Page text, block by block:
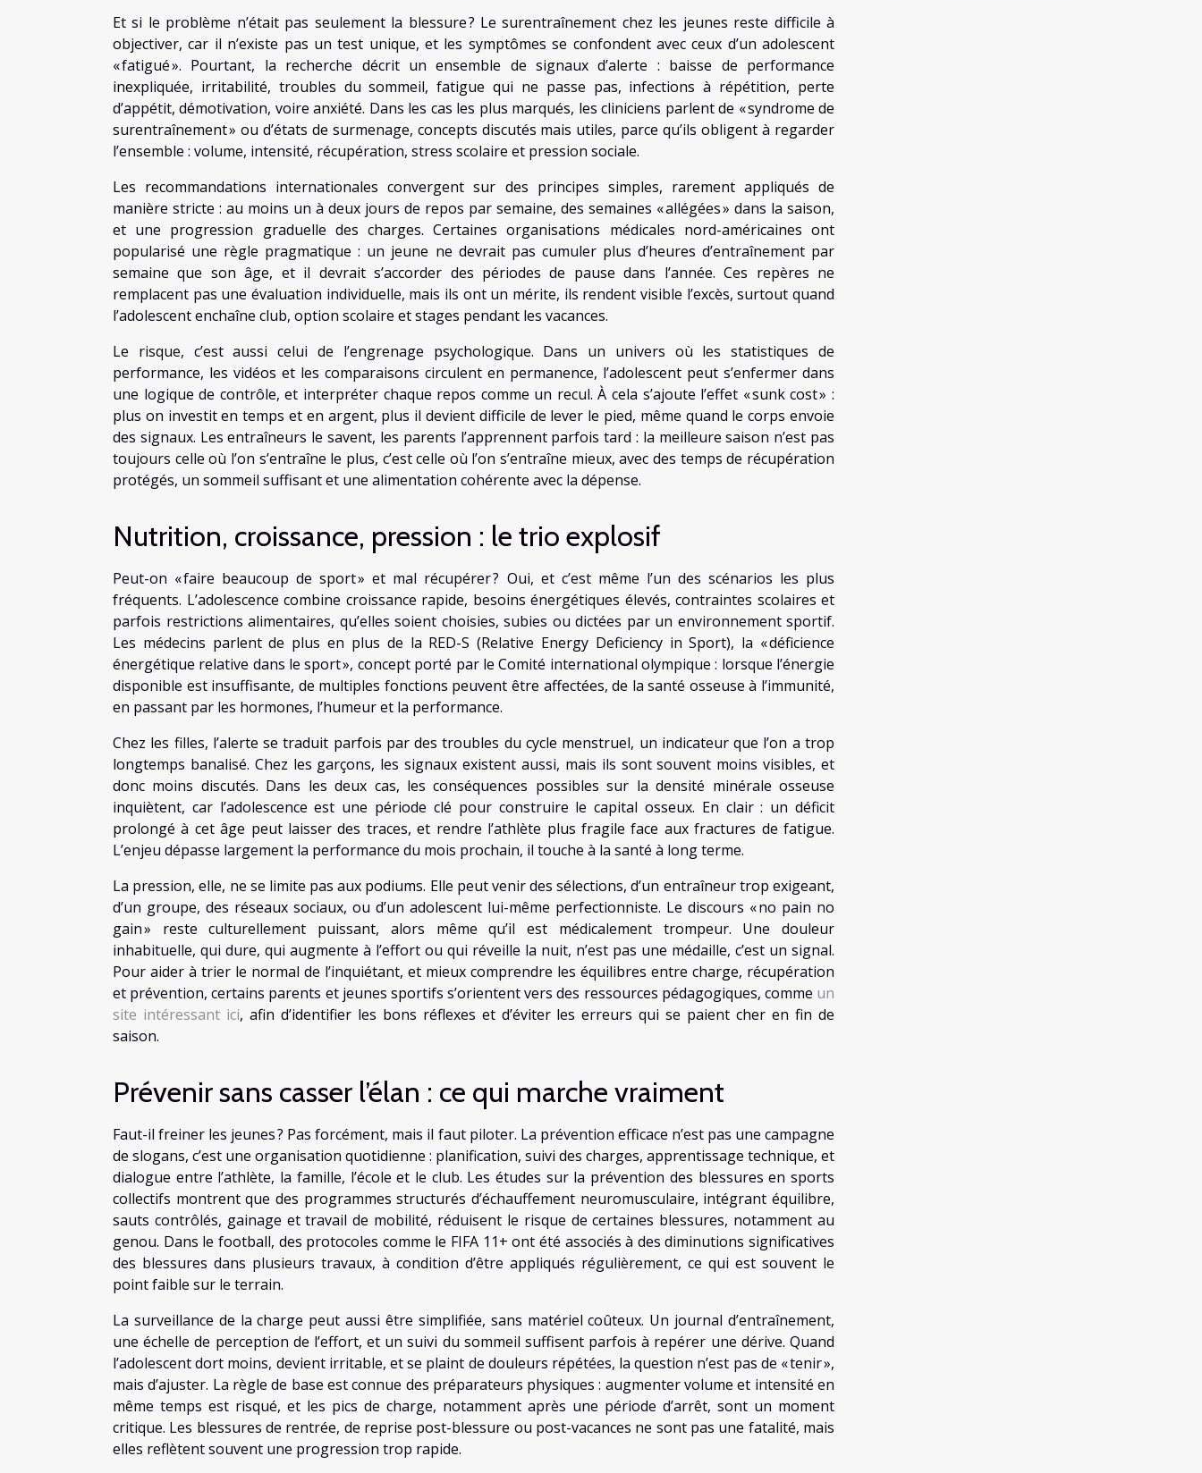
Et si le problème n’était pas seulement la blessure ? Le surentraînement chez les jeunes reste difficile à
objectiver, car il n’existe pas un test unique, et les symptômes se confondent avec ceux d’un adolescent
« fatigué ». Pourtant, la recherche décrit un ensemble de signaux d’alerte : baisse de performance
inexpliquée, irritabilité, troubles du sommeil, fatigue qui ne passe pas, infections à répétition, perte
d’appétit, démotivation, voire anxiété. Dans les cas les plus marqués, les cliniciens parlent de « syndrome de
surentraînement » ou d’états de surmenage, concepts discutés mais utiles, parce qu’ils obligent à regarder
l’ensemble : volume, intensité, récupération, stress scolaire et pression sociale.
Les recommandations internationales convergent sur des principes simples, rarement appliqués de
manière stricte : au moins un à deux jours de repos par semaine, des semaines « allégées » dans la saison,
et une progression graduelle des charges. Certaines organisations médicales nord-américaines ont
popularisé une règle pragmatique : un jeune ne devrait pas cumuler plus d’heures d’entraînement par
semaine que son âge, et il devrait s’accorder des périodes de pause dans l’année. Ces repères ne
remplacent pas une évaluation individuelle, mais ils ont un mérite, ils rendent visible l’excès, surtout quand
l’adolescent enchaîne club, option scolaire et stages pendant les vacances.
Le risque, c’est aussi celui de l’engrenage psychologique. Dans un univers où les statistiques de
performance, les vidéos et les comparaisons circulent en permanence, l’adolescent peut s’enfermer dans
une logique de contrôle, et interpréter chaque repos comme un recul. À cela s’ajoute l’effet « sunk cost » :
plus on investit en temps et en argent, plus il devient difficile de lever le pied, même quand le corps envoie
des signaux. Les entraîneurs le savent, les parents l’apprennent parfois tard : la meilleure saison n’est pas
toujours celle où l’on s’entraîne le plus, c’est celle où l’on s’entraîne mieux, avec des temps de récupération
protégés, un sommeil suffisant et une alimentation cohérente avec la dépense.
Nutrition, croissance, pression : le trio explosif
Peut-on « faire beaucoup de sport » et mal récupérer ? Oui, et c’est même l’un des scénarios les plus
fréquents. L’adolescence combine croissance rapide, besoins énergétiques élevés, contraintes scolaires et
parfois restrictions alimentaires, qu’elles soient choisies, subies ou dictées par un environnement sportif.
Les médecins parlent de plus en plus de la RED-S (Relative Energy Deficiency in Sport), la « déficience
énergétique relative dans le sport », concept porté par le Comité international olympique : lorsque l’énergie
disponible est insuffisante, de multiples fonctions peuvent être affectées, de la santé osseuse à l’immunité,
en passant par les hormones, l’humeur et la performance.
Chez les filles, l’alerte se traduit parfois par des troubles du cycle menstruel, un indicateur que l’on a trop
longtemps banalisé. Chez les garçons, les signaux existent aussi, mais ils sont souvent moins visibles, et
donc moins discutés. Dans les deux cas, les conséquences possibles sur la densité minérale osseuse
inquiètent, car l’adolescence est une période clé pour construire le capital osseux. En clair : un déficit
prolongé à cet âge peut laisser des traces, et rendre l’athlète plus fragile face aux fractures de fatigue.
L’enjeu dépasse largement la performance du mois prochain, il touche à la santé à long terme.
La pression, elle, ne se limite pas aux podiums. Elle peut venir des sélections, d’un entraîneur trop exigeant,
d’un groupe, des réseaux sociaux, ou d’un adolescent lui-même perfectionniste. Le discours « no pain no
gain » reste culturellement puissant, alors même qu’il est médicalement trompeur. Une douleur
inhabituelle, qui dure, qui augmente à l’effort ou qui réveille la nuit, n’est pas une médaille, c’est un signal.
Pour aider à trier le normal de l’inquiétant, et mieux comprendre les équilibres entre charge, récupération
et prévention, certains parents et jeunes sportifs s’orientent vers des ressources pédagogiques, comme un
site intéressant ici, afin d’identifier les bons réflexes et d’éviter les erreurs qui se paient cher en fin de
saison.
Prévenir sans casser l’élan : ce qui marche vraiment
Faut-il freiner les jeunes ? Pas forcément, mais il faut piloter. La prévention efficace n’est pas une campagne
de slogans, c’est une organisation quotidienne : planification, suivi des charges, apprentissage technique, et
dialogue entre l’athlète, la famille, l’école et le club. Les études sur la prévention des blessures en sports
collectifs montrent que des programmes structurés d’échauffement neuromusculaire, intégrant équilibre,
sauts contrôlés, gainage et travail de mobilité, réduisent le risque de certaines blessures, notamment au
genou. Dans le football, des protocoles comme le FIFA 11+ ont été associés à des diminutions significatives
des blessures dans plusieurs travaux, à condition d’être appliqués régulièrement, ce qui est souvent le
point faible sur le terrain.
La surveillance de la charge peut aussi être simplifiée, sans matériel coûteux. Un journal d’entraînement,
une échelle de perception de l’effort, et un suivi du sommeil suffisent parfois à repérer une dérive. Quand
l’adolescent dort moins, devient irritable, et se plaint de douleurs répétées, la question n’est pas de « tenir »,
mais d’ajuster. La règle de base est connue des préparateurs physiques : augmenter volume et intensité en
même temps est risqué, et les pics de charge, notamment après une période d’arrêt, sont un moment
critique. Les blessures de rentrée, de reprise post-blessure ou post-vacances ne sont pas une fatalité, mais
elles reflètent souvent une progression trop rapide.